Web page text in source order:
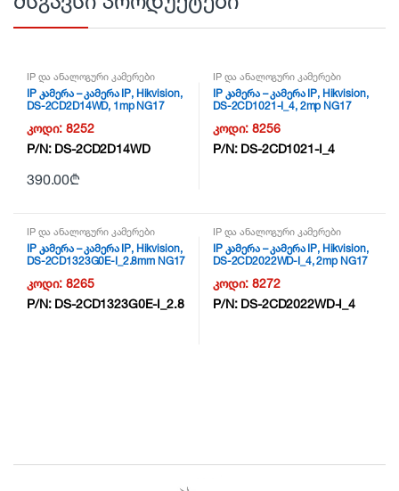
IP და ანალოგური კამერები
IP კამერა – კამერა IP, Hikvision,
DS-2CD2D14WD, 1mp NG17
კოდი:8252
P/N: DS-2CD2D14WD
390.00₾
IP და ანალოგური კამერები
IP კამერა – კამერა IP, Hikvision,
DS-2CD1021-I_4, 2mp NG17
კოდი:8256
P/N: DS-2CD1021-I_4
IP და ანალოგური კამერები
IP კამერა – კამერა IP, Hikvision,
DS-2CD1323G0E-I_2.8mm NG17
კოდი:8265
P/N: DS-2CD1323G0E-I_2.8
IP და ანალოგური კამერები
IP კამერა – კამერა IP, Hikvision,
DS-2CD2022WD-I_4, 2mp NG17
კოდი:8272
P/N: DS-2CD2022WD-I_4